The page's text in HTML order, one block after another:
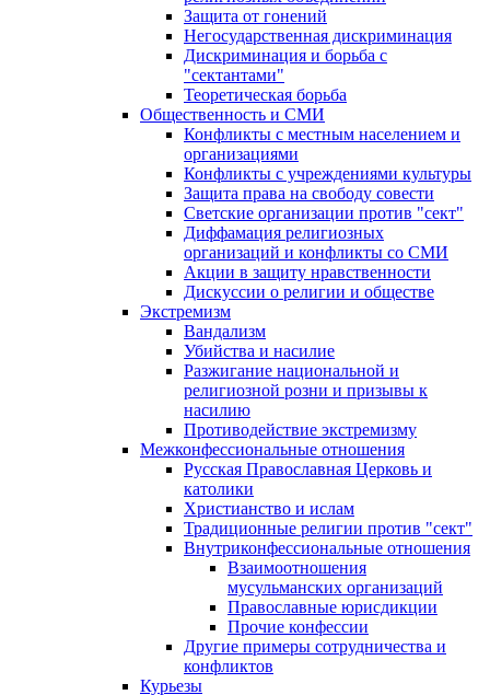
Защита от гонений
Негосударственная дискриминация
Дискриминация и борьба с
"сектантами"
Теоретическая борьба
Общественность и СМИ
Конфликты с местным населением и
организациями
Конфликты с учреждениями культуры
Защита права на свободу совести
Светские организации против "сект"
Диффамация религиозных
организаций и конфликты со СМИ
Акции в защиту нравственности
Дискуссии о религии и обществе
Экстремизм
Вандализм
Убийства и насилие
Разжигание национальной и
религиозной розни и призывы к
насилию
Противодействие экстремизму
Межконфессиональные отношения
Русская Православная Церковь и
католики
Христианство и ислам
Традиционные религии против "сект"
Внутриконфессиональные отношения
Взаимоотношения
мусульманских организаций
Православные юрисдикции
Прочие конфессии
Другие примеры сотрудничества и
конфликтов
Курьезы